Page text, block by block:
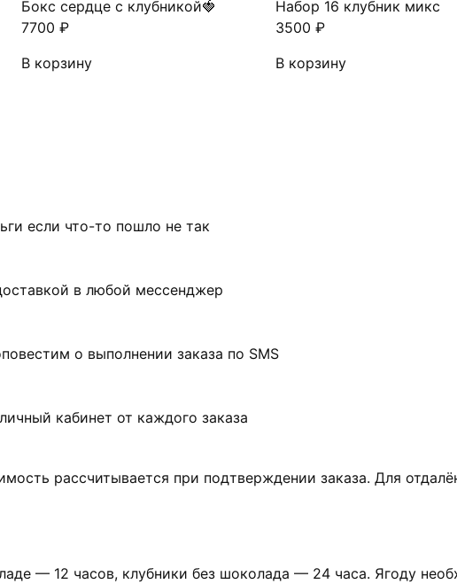
Бокс сердце с клубникой🍓
7700₽
В корзину
Набор 16 клубник микс
3500 ₽
В корзину
если что-то пошло не так
в любой мессенджер
о выполнении заказа по SMS
кабинет от каждого заказа
рассчитывается при подтверждении заказа. Для
— 12 часов, клубники без шоколада — 24 часа. Ягоду